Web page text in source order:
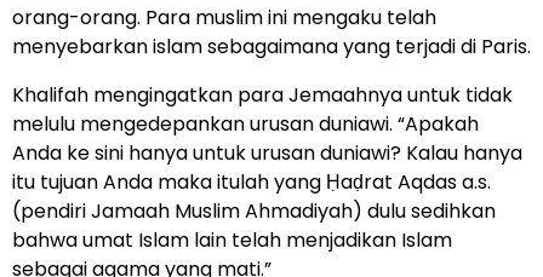
orang-orang. Para muslim ini mengaku telah
menyebarkan islam sebagaimana yang terjadi di Paris.
Khalifah mengingatkan para Jemaahnya untuk tidak
melulu mengedepankan urusan duniawi. “Apakah
Anda ke sini hanya untuk urusan duniawi? Kalau hanya
itu tujuan Anda maka itulah yang Ḥaḍrat Aqdas a.s.
(pendiri Jamaah Muslim Ahmadiyah) dulu sedihkan
bahwa umat Islam lain telah menjadikan Islam
sebagai agama yang mati.”